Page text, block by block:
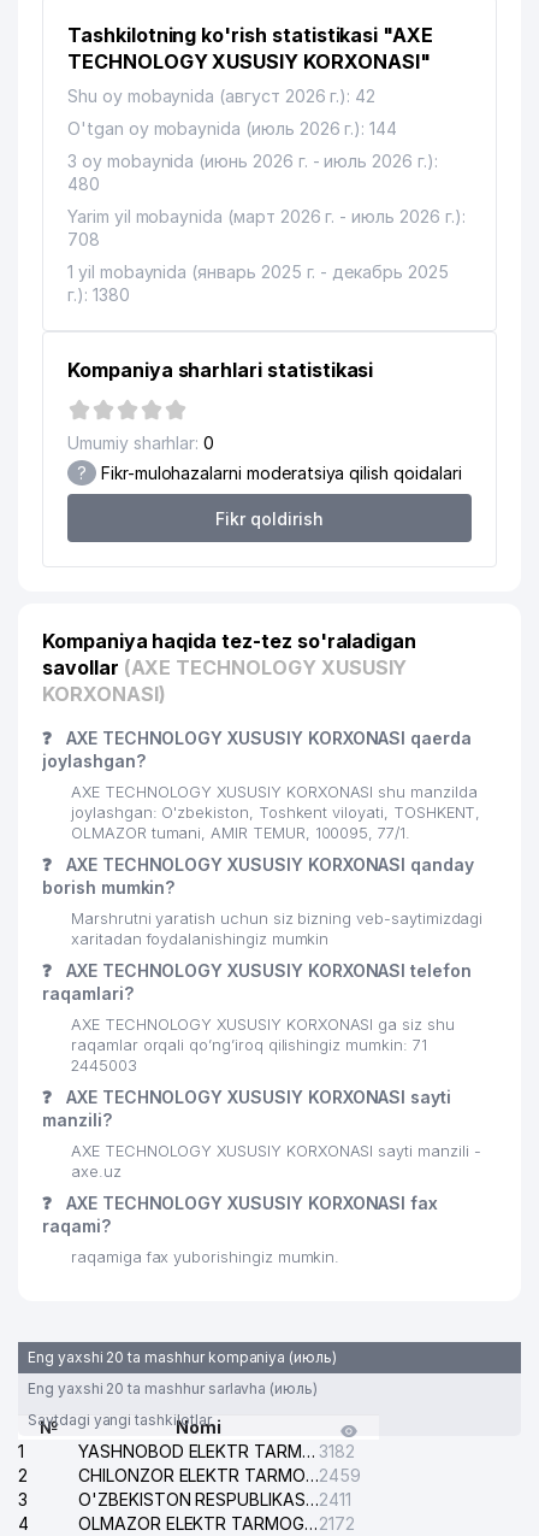
Tashkilotning ko'rish statistikasi "AXE
TECHNOLOGY XUSUSIY KORXONASI"
Shu oy mobaynida (август 2026 г.): 42
O'tgan oy mobaynida (июль 2026 г.): 144
3 oy mobaynida (июнь 2026 г. - июль 2026 г.):
480
Yarim yil mobaynida (март 2026 г. - июль 2026 г.):
708
1 yil mobaynida (январь 2025 г. - декабрь 2025
г.): 1380
Kompaniya sharhlari statistikasi
Umumiy sharhlar: 0
? Fikr-mulohazalarni moderatsiya qilish qoidalari
Fikr qoldirish
Kompaniya haqida tez-tez so'raladigan
savollar (AXE TECHNOLOGY XUSUSIY
KORXONASI)
❓
AXE TECHNOLOGY XUSUSIY KORXONASI qaerda
joylashgan?
AXE TECHNOLOGY XUSUSIY KORXONASI shu manzilda
joylashgan: O'zbekiston, Toshkent viloyati, TOSHKENT,
OLMAZOR tumani, AMIR TEMUR, 100095, 77/1.
❓
AXE TECHNOLOGY XUSUSIY KORXONASI qanday
borish mumkin?
Marshrutni yaratish uchun siz bizning veb-saytimizdagi
xaritadan foydalanishingiz mumkin
❓
AXE TECHNOLOGY XUSUSIY KORXONASI telefon
raqamlari?
AXE TECHNOLOGY XUSUSIY KORXONASI ga siz shu
raqamlar orqali qo’ng’iroq qilishingiz mumkin: 71
2445003
❓
AXE TECHNOLOGY XUSUSIY KORXONASI sayti
manzili?
AXE TECHNOLOGY XUSUSIY KORXONASI sayti manzili -
axe.uz
❓
AXE TECHNOLOGY XUSUSIY KORXONASI fax
raqami?
raqamiga fax yuborishingiz mumkin.
Eng yaxshi 20 ta mashhur kompaniya (июль)
Eng yaxshi 20 ta mashhur sarlavha (июль)
Saytdagi yangi tashkilotlar
№
Nomi
1
YASHNOBOD ELEKTR TARMOG'I NOSOZLIKLARI XIZMATI 3182
2
CHILONZOR ELEKTR TARMOG'I NOSOZLIK XIZMATI2459
3
O'ZBEKISTON RESPUBLIKASI BOSH PROKURATURASI ISHONCH TELEFONI2411
4
OLMAZOR ELEKTR TARMOG'I NOSOZLIKLARI XIZMATI2172